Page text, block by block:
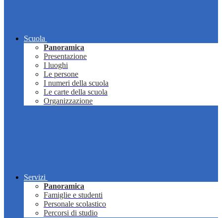
Scuola
Panoramica
Presentazione
I luoghi
Le persone
I numeri della scuola
Le carte della scuola
Organizzazione
Servizi
Panoramica
Famiglie e studenti
Personale scolastico
Percorsi di studio